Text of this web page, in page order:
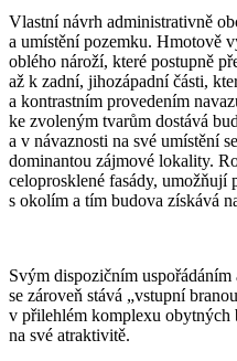
Vlastní návrh administrativně
a umístění pozemku. Hmotově
oblého nároží, které postupně
až k zadní, jihozápadní části,
a kontrastním provedením
ke zvoleným tvarům dostává
a v návaznosti na své umístění
dominantou zájmové lokality.
celoprosklené fasády,
s okolím a tím budova získává
Svým dispozičním
se zároveň stává „vstupní
v přilehlém komplexu obytných
na své atraktivitě.